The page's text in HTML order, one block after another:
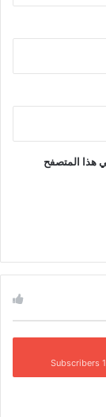
هذا المتصفح